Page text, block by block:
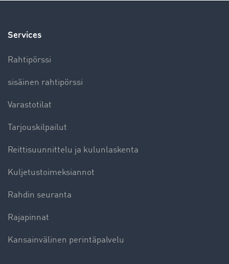
Services
Rahtipörssi
sisäinen rahtipörssi
Varastotilat
Tarjouskilpailut
Reittisuunnittelu ja kulunlaskenta
Kuljetustoimeksiannot
Rahdin seuranta
Rajapinnat
Kansainvälinen perintäpalvelu